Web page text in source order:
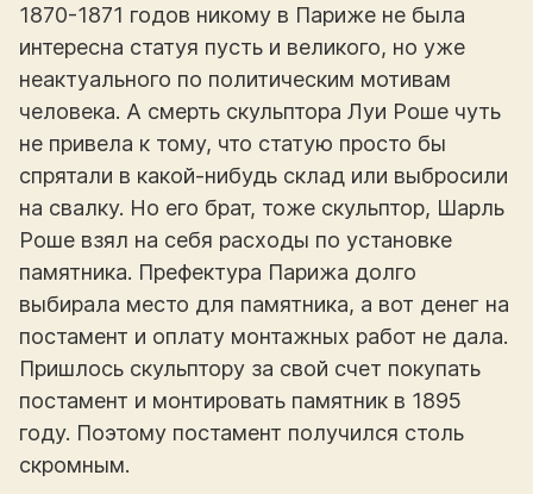
1870-1871 годов никому в Париже не была
интересна статуя пусть и великого, но уже
неактуального по политическим мотивам
человека. А смерть скульптора Луи Роше чуть
не привела к тому, что статую просто бы
спрятали в какой-нибудь склад или выбросили
на свалку. Но его брат, тоже скульптор, Шарль
Роше взял на себя расходы по установке
памятника. Префектура Парижа долго
выбирала место для памятника, а вот денег на
постамент и оплату монтажных работ не дала.
Пришлось скульптору за свой счет покупать
постамент и монтировать памятник в 1895
году. Поэтому постамент получился столь
скромным.